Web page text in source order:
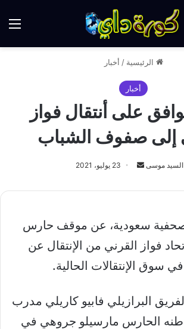
الرئيسية / أخبار
أخبار
على أنتقال فواز
إلى صفوف الشباب
السيد موسى
أرسل
إلكترونيا
23 يوليو، 2021
سعودية، عن موقف حارس
فواز القرني من الإنتقال عن
سوق الإنتقالات الحالية.
البرازيلي فابيو كاريلي مدرب
الحارس مارسيلو جروهي في